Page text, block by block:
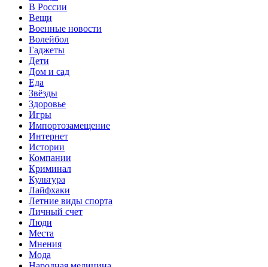
В России
Вещи
Военные новости
Волейбол
Гаджеты
Дети
Дом и сад
Еда
Звёзды
Здоровье
Игры
Импортозамещение
Интернет
Истории
Компании
Криминал
Культура
Лайфхаки
Летние виды спорта
Личный счет
Люди
Места
Мнения
Мода